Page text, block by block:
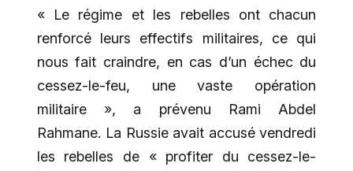
« Le régime et les rebelles ont chacun
renforcé leurs effectifs militaires, ce qui
nous fait craindre, en cas d’un échec du
cessez-le-feu, une vaste opération
militaire », a prévenu Rami Abdel
Rahmane. La Russie avait accusé vendredi
les rebelles de « profiter du cessez-le-